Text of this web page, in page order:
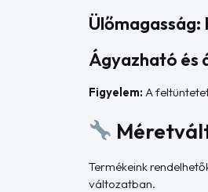
Ülőmagasság:
Ágyazható és
Figyelem: A
Termékeink
változatban.